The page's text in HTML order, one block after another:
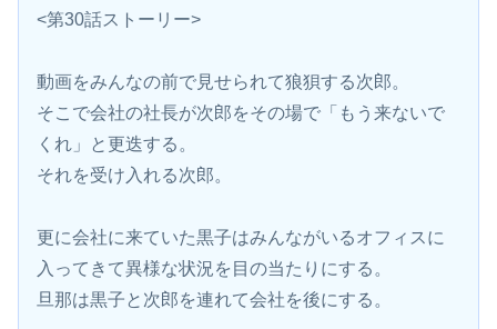
<第30話ストーリー>
動画をみんなの前で見せられて狼狽する次郎。
そこで会社の社長が次郎をその場で「もう来ないで
くれ」と更迭する。
それを受け入れる次郎。
更に会社に来ていた黒子はみんながいるオフィスに
入ってきて異様な状況を目の当たりにする。
旦那は黒子と次郎を連れて会社を後にする。